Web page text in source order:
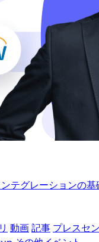
テグレーションの基
動画記事 プレスセ